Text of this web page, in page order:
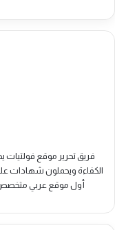
فريق تحرير موقع
الكفاءة ويحملون شهادات
أول موقع عربي متخصص